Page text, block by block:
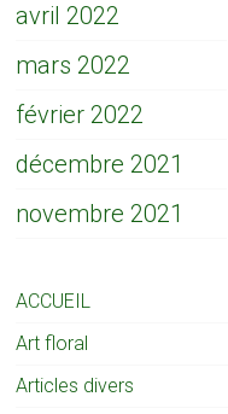
avril 2022
mars 2022
février 2022
décembre 2021
novembre 2021
ACCUEIL
Art floral
Articles divers